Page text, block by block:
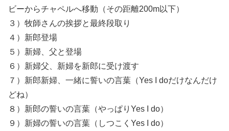
ビーからチャペルへ移動（その距離200m以下）
３）牧師さんの挨拶と最終段取り
４）新郎登場
５）新婦、父と登場
６）新婦父、新婦を新郎に受け渡す
７）新郎新婦、一緒に誓いの言葉（Yes I doだけなんだけ
どね）
８）新郎の誓いの言葉（やっぱりYes I do）
９）新婦の誓いの言葉（しつこくYes I do）